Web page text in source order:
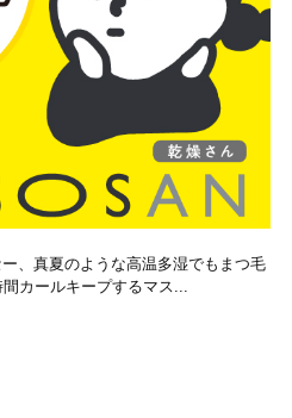
ー、真夏のような高温多湿でもまつ毛
カールキープするマス...